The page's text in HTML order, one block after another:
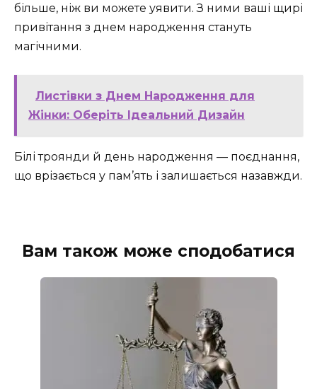
більше, ніж ви можете уявити. З ними ваші щирі
привітання з днем народження стануть
магічними.
Листівки з Днем Народження для
Жінки: Оберіть Ідеальний Дизайн
Білі троянди й день народження — поєднання,
що врізається у пам’ять і залишається назавжди.
Вам також може сподобатися